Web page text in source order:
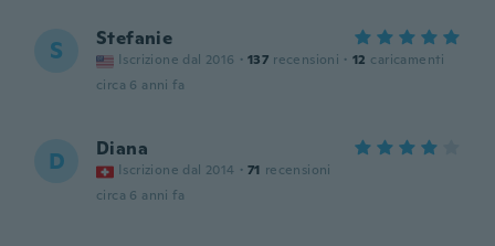
S Stefanie
Iscrizione dal 2016 · 137 recensioni · 12 caricamenti
circa 6 anni fa
D Diana
Iscrizione dal 2014 · 71 recensioni
circa 6 anni fa